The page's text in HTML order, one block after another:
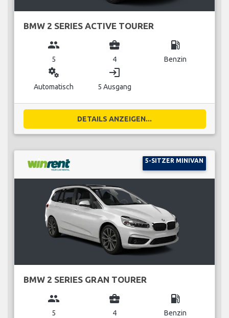
BMW 2 SERIES ACTIVE TOURER
group
5
business_center
4
local_gas_station
Benzin
miscellaneous_services
Automatisch
login
5 Ausgang
DETAILS ANZEIGEN...
5-SITZER MINIVAN
BMW 2 SERIES GRAN TOURER
group
5
business_center
4
local_gas_station
Benzin